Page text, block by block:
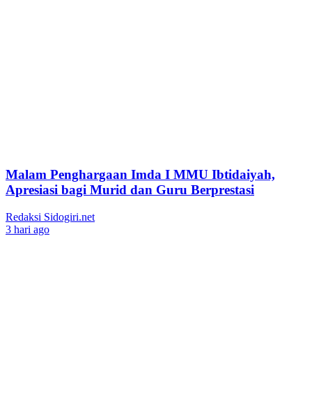
Malam Penghargaan Imda I MMU Ibtidaiyah,
Apresiasi bagi Murid dan Guru Berprestasi
Redaksi Sidogiri.net
3 hari ago